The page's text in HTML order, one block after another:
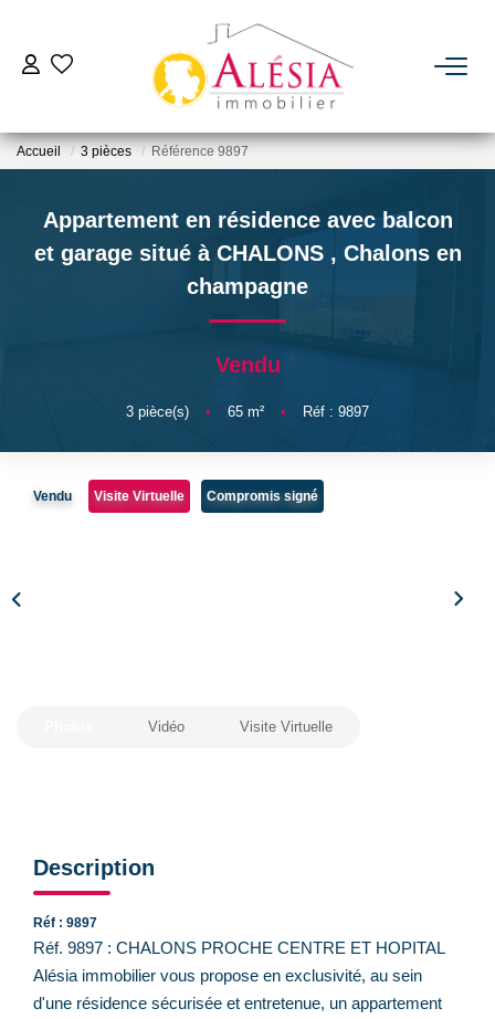
ACHETER
BIENS VENDUS / LOUÉS
NOTRE AGENCE
CONTACT
Accueil 3 pièces Référence 9897
Appartement en résidence avec balcon
et garage situé à CHALONS , Chalons en
champagne
Vendu
3 pièce(s) • 65 m² • Réf : 9897
Vendu Visite Virtuelle Compromis signé
Vidéo Visite Virtuelle
Description
Réf : 9897
Réf. 9897 : CHALONS PROCHE CENTRE ET HOPITAL
Alésia immobilier vous propose en exclusivité, au sein
d'une résidence sécurisée et entretenue, un appartement